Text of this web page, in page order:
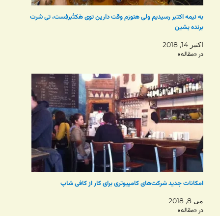
به نیمه اکتبر رسیدیم ولی هنوزم وقت دارین توی هَکتُبرفِست، تی شرت
برنده بشین
اکتبر 14, 2018
در «مقاله»
امکانات جدید شرکت‌های کامپیوتری برای کار از کافی شاپ
می 8, 2018
در «مقاله»